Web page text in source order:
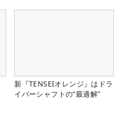
新『TENSEIオレンジ』はドラ
イバーシャフトの“最適解”